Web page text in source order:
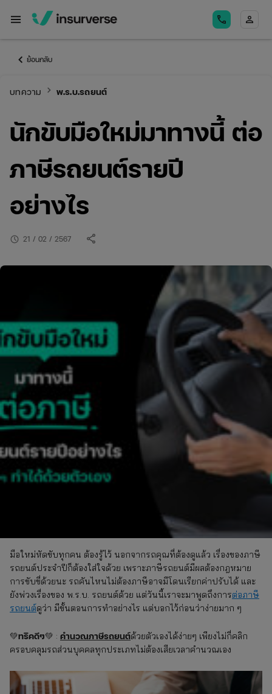
menu call person
keyboard_arrow_left ย้อนกลับ
บทความ keyboard_arrow_right พ.ร.บ.รถยนต์
นักขับมือใหม่มาทางนี้ ต่อ
ภาษีรถยนต์รายปี
อย่างไร
schedule 21 / 02 / 2567 share
มือใหม่หัดขับทุกคน ต้องรู้ไว้ นอกจากรถคุณที่ต้องดูแล้ว เรื่องของภาษี
รถยนต์ประจำปีก็ต้องใส่ใจด้วย เพราะภาษีรถยนต์มีผลต้องกฎหมาย
การขับขี่ด้วยนะ รถคันไหนไม่ต้องภาษีอาจมีโดนเรียกค่าปรับได้ และ
ยังพ่วงเรื่องของ พ.ร.บ. รถยนต์ด้วย แต่วันนี้เราจะมาพูดถึงการต่อภาษี
รถยนต์ดูว่า มีขั้นตอนการทำอย่างไร แต่บอกไว้ก่อนว่าง่ายมาก ๆ
💚ทริคดีๆ💚 : คํานวณภาษีรถยนต์ด้วยตัวเองได้ง่ายๆ เพียงไม่กี่คลิก
ครอบคลุมรถส่วนบุคคลทุกประเภทไม่ต้องเสียเวลาคำนวณเอง